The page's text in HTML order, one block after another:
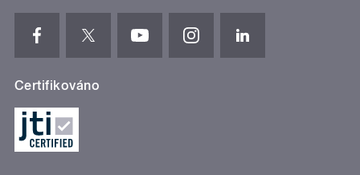
Certifikováno